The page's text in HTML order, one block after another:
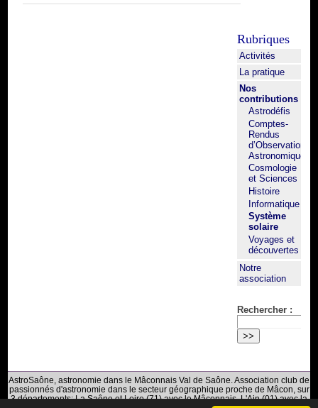
Rubriques
Activités
La pratique
Nos
contributions
Astrodéfis
Comptes-
Rendus
d’Observation
Astronomique
Cosmologie
et Sciences
Histoire
Informatique
Système
solaire
Voyages et
découvertes
Notre
association
Rechercher :
AstroSaône, astronomie dans le Mâconnais Val de Saône. Association club de
passionnés d'astronomie dans le secteur géographique proche de Mâcon, sur
3 départements: La Saône et Loire (71) avec le Mâconnais, L'Ain (01) avec la